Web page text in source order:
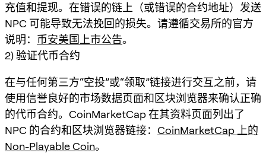
充值和提现。在错误的链上（或错误的合约地址）发送
NPC 可能导致无法挽回的损失。请遵循交易所的官方
说明： 币安美国上市公告。
2) 验证代币合约
在与任何第三方“空投”或“领取”链接进行交互之前，请
使用信誉良好的市场数据页面和区块浏览器来确认正确
的代币合约。CoinMarketCap 在其资料页面列出了
NPC 的合约和区块浏览器链接： CoinMarketCap 上的
Non-Playable Coin。